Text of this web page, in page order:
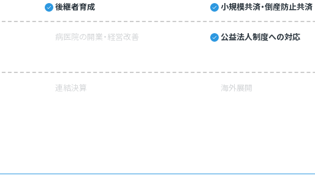
後継者育成 小規模共済・倒産防止共済
病医院の開業・経営改善
公益法人制度への対応
連結決算
海外展開